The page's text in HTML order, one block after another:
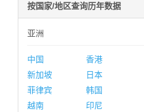
按国家/地区查询历年数据
亚洲
中国 香港
新加坡
日本
菲律宾
韩国
越南
印尼